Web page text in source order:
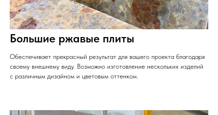
Большие ржавые плиты
Обеспечивает прекрасный результат для вашего проекта благодаря
своему внешнему виду. Возможно изготовление нескольких изделий
с различным дизайном и цветовым оттенком.